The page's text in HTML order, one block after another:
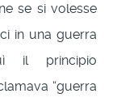
se si volesse
in una guerra
il principio
“guerra